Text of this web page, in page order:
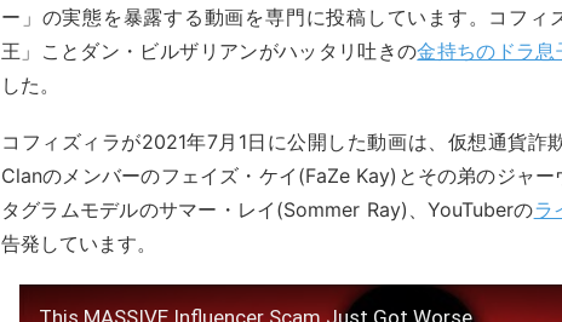
ー」の実態を暴露する動画を専門に投稿しています。コフィ
王」ことダン・ビルザリアンがハッタリ吐きの金持ちのドラ息
した。
コフィズィラが2021年7月1日に公開した動画は、仮想通貨詐
Clanのメンバーのフェイズ・ケイ(FaZe Kay)とその弟のジャ
タグラムモデルのサマー・レイ(Sommer Ray)、YouTuberのラ
告発しています。
This MASSIVE Influencer Scam Just Got Worse…